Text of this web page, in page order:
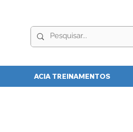
ACIA TREINAMENTOS